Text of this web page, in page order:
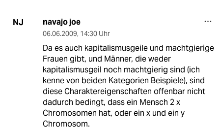
NJ navajo joe
06.06.2009, 14:30 Uhr
Da es auch kapitalismusgeile und machtgierige
Frauen gibt, und Männer, die weder
kapitalismusgeil noch machtgierig sind (ich
kenne von beiden Kategorien Beispiele), sind
diese Charaktereigenschaften offenbar nicht
dadurch bedingt, dass ein Mensch 2 x
Chromosomen hat, oder ein x und ein y
Chromosom.